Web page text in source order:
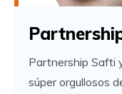
Partnership Safti
súper orgullosos